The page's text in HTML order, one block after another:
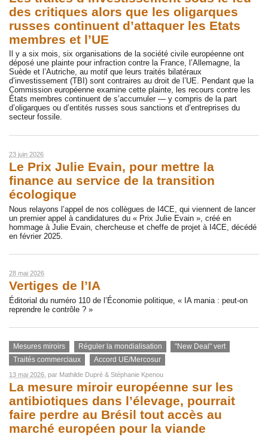
des critiques alors que les oligarques
russes continuent d’attaquer les Etats
membres et l’UE
Il y a six mois, six organisations de la société civile européenne ont
déposé une plainte pour infraction contre la France, l’Allemagne, la
Suède et l’Autriche, au motif que leurs traités bilatéraux
d’investissement (TBI) sont contraires au droit de l’UE. Pendant que la
Commission européenne examine cette plainte, les recours contre les
États membres continuent de s’accumuler — y compris de la part
d’oligarques ou d’entités russes sous sanctions et d’entreprises du
secteur fossile.
23 juin 2026
Le Prix Julie Evain, pour mettre la
finance au service de la transition
écologique
Nous relayons l’appel de nos collègues de I4CE, qui viennent de lancer
un premier appel à candidatures du « Prix Julie Evain », créé en
hommage à Julie Evain, chercheuse et cheffe de projet à I4CE, décédé
en février 2025.
28 mai 2026
Vertiges de l’IA
Éditorial du numéro 110 de l’Économie politique, « IA mania : peut-on
reprendre le contrôle ? »
Mesures miroirs Réguler la mondialisation
"New Deal" vert
Traités commerciaux
Accord UE/Mercosur
13 mai 2026, par Mathilde Dupré & Stéphanie Kpenou
La mesure miroir européenne sur les
antibiotiques dans l’élevage, pourrait
faire perdre au Brésil tout accès au
marché européen pour la viande